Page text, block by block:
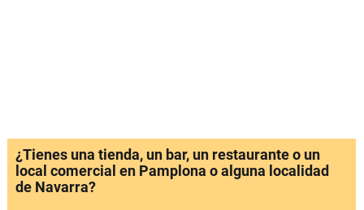
¿Tienes una tienda, un bar, un restaurante o un
local comercial en Pamplona o alguna localidad
de Navarra?